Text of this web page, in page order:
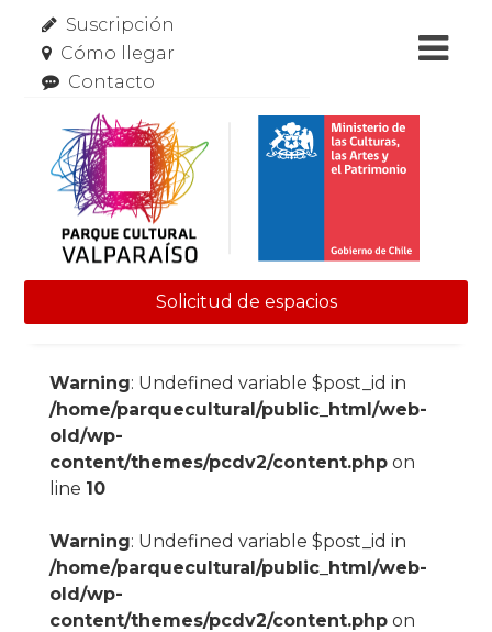
Suscripción
Cómo llegar
Contacto
Solicitud de espacios
Warning: Undefined variable $post_id in
/home/parquecultural/public_html/web-
old/wp-
content/themes/pcdv2/content.phpon
line 10
Warning: Undefined variable $post_id in
/home/parquecultural/public_html/web-
old/wp-
content/themes/pcdv2/content.phpon